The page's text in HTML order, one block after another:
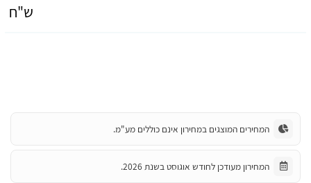
ש"ח
המחירים המוצגים במחירון אינם כוללים מע"מ.
המחירון מעודכן לחודש אוגוסט בשנת 2026.